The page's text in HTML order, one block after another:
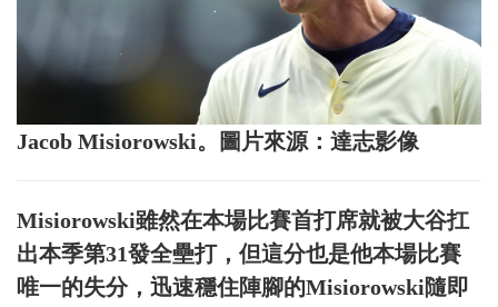
Jacob Misiorowski。圖片來源：達志影像
Misiorowski雖然在本場比賽首打席就被大谷扛
出本季第31發全壘打，但這分也是他本場比賽
唯一的失分，迅速穩住陣腳的Misiorowski隨即